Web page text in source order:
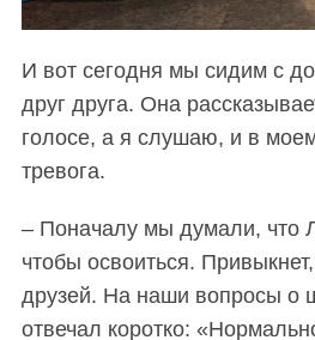
И вот сегодня мы сидим с
друг друга. Она
голосе, а я слушаю, и в
тревога.
– Поначалу мы думали, что
чтобы освоиться.
друзей. На наши вопросы о
отвечал коротко: